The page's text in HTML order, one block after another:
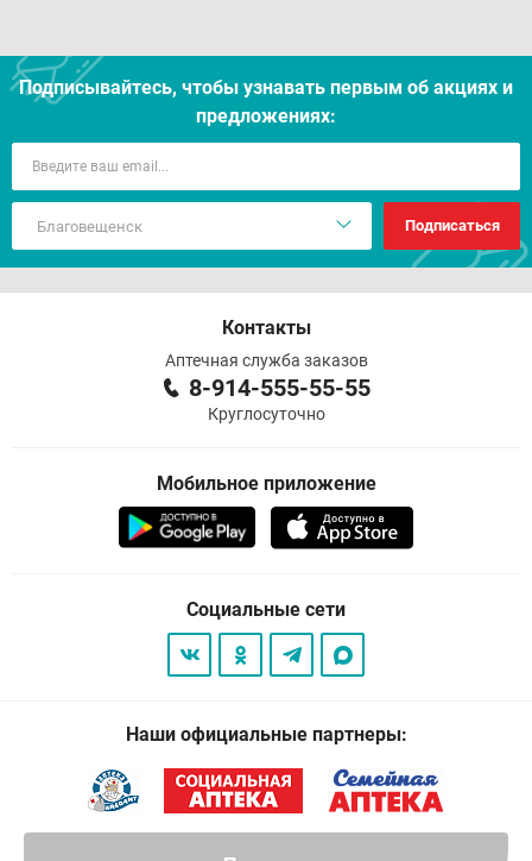
Подписывайтесь, чтобы узнавать первым об акцияx и
предложениях:
Подписаться
Контакты
Аптечная служба заказов
8-914-555-55-55
Круглосуточно
Мобильное приложение
Социальные сети
Наши официальные партнеры: